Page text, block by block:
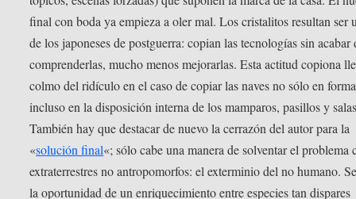
final con boda ya empieza a oler mal. Los cristalitos resultan ser
de los japoneses de postguerra: copian las tecnologías sin acabar
comprenderlas, mucho menos mejorarlas. Esta actitud copiona
colmo del ridículo en el caso de copiar las naves no sólo en
incluso en la disposición interna de los mamparos, pasillos y
También hay que destacar de nuevo la cerrazón del autor para la
«solución final«; sólo cabe una manera de solventar el problema
extraterrestres no antropomorfos: el exterminio del no humano.
la oportunidad de un enriquecimiento entre especies tan dispares